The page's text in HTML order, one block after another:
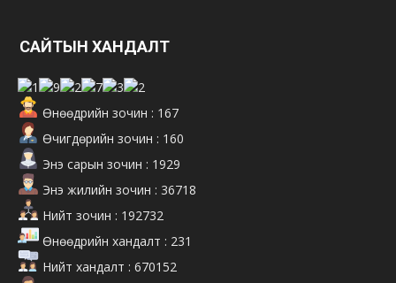
САЙТЫН ХАНДАЛТ
Өнөөдрийн зочин : 167
Өчигдөрийн зочин : 160
Энэ сарын зочин : 1929
Энэ жилийн зочин : 36718
Нийт зочин : 192732
Өнөөдрийн хандалт : 231
Нийт хандалт : 670152